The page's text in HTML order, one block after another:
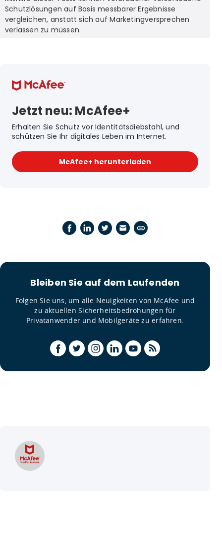
Schutzlösungen auf Basis messbarer Ergebnisse
vergleichen, anstatt sich auf Marketingversprechen
verlassen zu müssen.
Jetzt neu: McAfee+
Erhalten Sie Schutz vor Identitätsdiebstahl, und
schützen Sie Ihr digitales Leben im Internet.
McAfee+ herunterladen
Bleiben Sie auf dem Laufenden
Folgen Sie uns, um alle Neuigkeiten von McAfee und
zu aktuellen Sicherheitsbedrohungen für
Privatanwender und Mobilgeräte zu erfahren.